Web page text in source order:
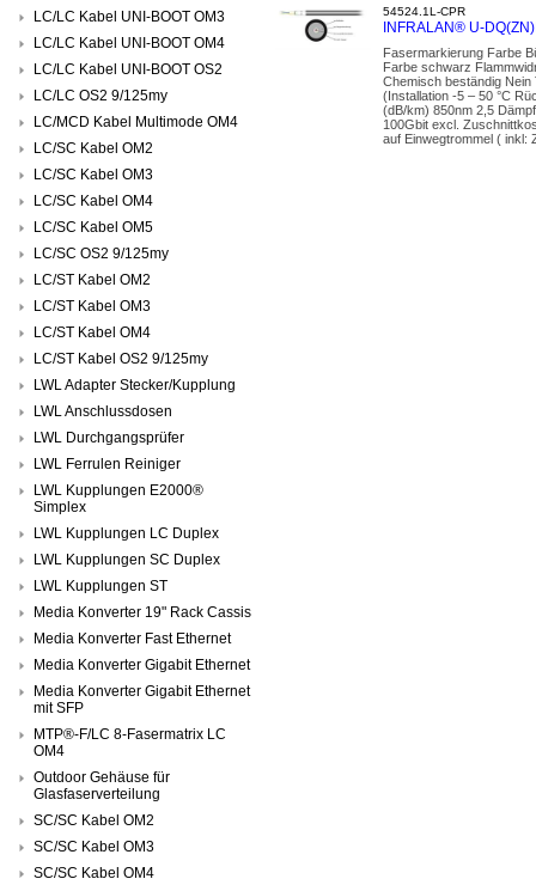
LC/LC Kabel UNI-BOOT OM3
LC/LC Kabel UNI-BOOT OM4
LC/LC Kabel UNI-BOOT OS2
LC/LC OS2 9/125my
LC/MCD Kabel Multimode OM4
LC/SC Kabel OM2
LC/SC Kabel OM3
LC/SC Kabel OM4
LC/SC Kabel OM5
LC/SC OS2 9/125my
LC/ST Kabel OM2
LC/ST Kabel OM3
LC/ST Kabel OM4
LC/ST Kabel OS2 9/125my
LWL Adapter Stecker/Kupplung
LWL Anschlussdosen
LWL Durchgangsprüfer
LWL Ferrulen Reiniger
LWL Kupplungen E2000®
Simplex
LWL Kupplungen LC Duplex
LWL Kupplungen SC Duplex
LWL Kupplungen ST
Media Konverter 19" Rack Cassis
Media Konverter Fast Ethernet
Media Konverter Gigabit Ethernet
Media Konverter Gigabit Ethernet
mit SFP
MTP®-F/LC 8-Fasermatrix LC
OM4
Outdoor Gehäuse für
Glasfaserverteilung
SC/SC Kabel OM2
SC/SC Kabel OM3
SC/SC Kabel OM4
54524.1L-CPR
INFRALAN® U-
Fasermarkierung Farbe
Farbe schwarz
Chemisch beständig Nein
(Installation -5 – 50 °C
(dB/km) 850nm 2,5
100Gbit excl.
auf Einwegtrommel ( inkl: